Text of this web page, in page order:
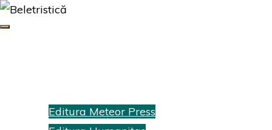
Editura Meteor Press
Recenzii cărti